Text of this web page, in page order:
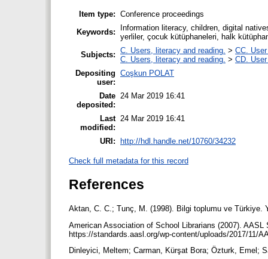
Item type: Conference proceedings
Keywords:
Information literacy, children, digital
yerliler, çocuk kütüphaneleri, halk
Subjects: C. Users, literacy and reading. > CC.
C. Users, literacy and reading. > CD.
Depositing
user:
Coşkun POLAT
Date
deposited:
24 Mar 2019 16:41
Last
modified:
24 Mar 2019 16:41
URI: http://hdl.handle.net/10760/34232
Check full metadata for this record
References
Aktan, C. C.; Tunç, M. (1998). Bilgi toplumu ve Türkiye.
American Association of School Librarians (2007).
https://standards.aasl.org/wp-content/uploads/2017/11/
Dinleyici, Meltem; Carman, Kürşat Bora; Özturk, Emel;